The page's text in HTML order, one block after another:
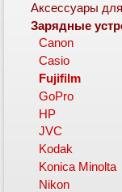
Аксессуары
Зарядные
Canon
Casio
Fujifilm
GoPro
HP
JVC
Kodak
Konica Minolta
Nikon